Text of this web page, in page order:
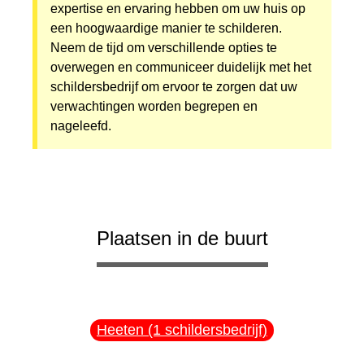
expertise en ervaring hebben om uw huis op
een hoogwaardige manier te schilderen.
Neem de tijd om verschillende opties te
overwegen en communiceer duidelijk met het
schildersbedrijf om ervoor te zorgen dat uw
verwachtingen worden begrepen en
nageleefd.
Plaatsen in de buurt
Heeten (1 schildersbedrijf)